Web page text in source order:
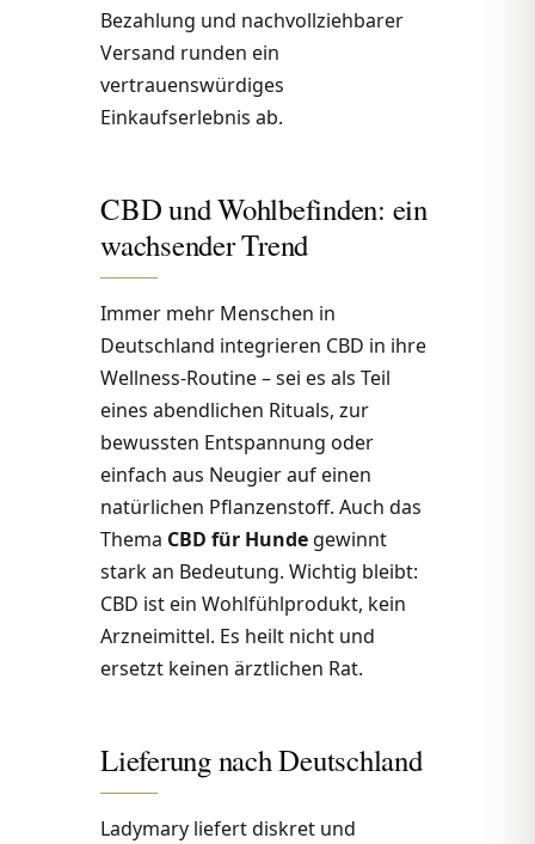
Bezahlung und nachvollziehbarer
Versand runden ein
vertrauenswürdiges
Einkaufserlebnis ab.
CBD und Wohlbefinden: ein
wachsender Trend
Immer mehr Menschen in
Deutschland integrieren CBD in ihre
Wellness-Routine – sei es als Teil
eines abendlichen Rituals, zur
bewussten Entspannung oder
einfach aus Neugier auf einen
natürlichen Pflanzenstoff. Auch das
Thema CBD für Hunde gewinnt
stark an Bedeutung. Wichtig bleibt:
CBD ist ein Wohlfühlprodukt, kein
Arzneimittel. Es heilt nicht und
ersetzt keinen ärztlichen Rat.
Lieferung nach Deutschland
Ladymary liefert diskret und